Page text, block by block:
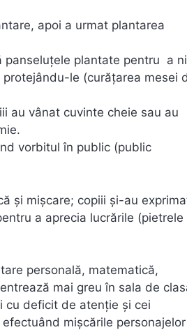
apoi a urmat plantarea
panseluțele plantate pentru a ni
le (curățarea mesei
au vânat cuvinte cheie sau au
vorbitul în public (public
și mișcare; copiii și-au
a aprecia lucrările (pietrele
personală, matematică,
mai greu în sala de
cu deficit de atenție și cei
mișcările personajelor